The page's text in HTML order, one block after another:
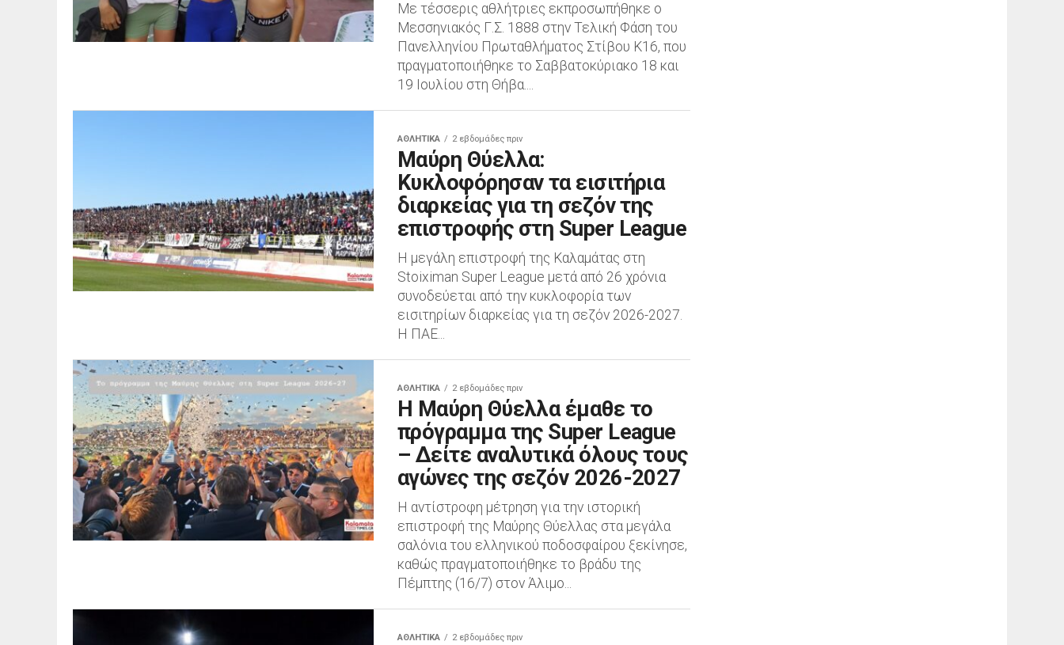
Με τέσσερις αθλήτριες εκπροσωπήθηκε ο
Μεσσηνιακός Γ.Σ. 1888 στην Τελική Φάση του
Πανελληνίου Πρωταθλήματος Στίβου Κ16, που
πραγματοποιήθηκε το Σαββατοκύριακο 18 και
19 Ιουλίου στη Θήβα....
ΑΘΛΗΤΙΚΆ 2 εβδομάδες πριν
Μαύρη Θύελλα:
Κυκλοφόρησαν τα εισιτήρια
διαρκείας για τη σεζόν της
επιστροφής στη Super League
Η μεγάλη επιστροφή της Καλαμάτας στη
Stoiximan Super League μετά από 26 χρόνια
συνοδεύεται από την κυκλοφορία των
εισιτηρίων διαρκείας για τη σεζόν 2026-2027.
Η ΠΑΕ...
ΑΘΛΗΤΙΚΆ 2 εβδομάδες πριν
Η Μαύρη Θύελλα έμαθε το
πρόγραμμα της Super League
– Δείτε αναλυτικά όλους τους
αγώνες της σεζόν 2026-2027
Η αντίστροφη μέτρηση για την ιστορική
επιστροφή της Μαύρης Θύελλας στα μεγάλα
σαλόνια του ελληνικού ποδοσφαίρου ξεκίνησε,
καθώς πραγματοποιήθηκε το βράδυ της
Πέμπτης (16/7) στον Άλιμο...
ΑΘΛΗΤΙΚΆ 2 εβδομάδες πριν